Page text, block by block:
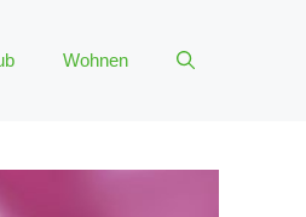
Wohnen